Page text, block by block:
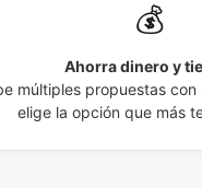
💰
Ahorra dinero y
múltiples propuestas
elige la opción que más